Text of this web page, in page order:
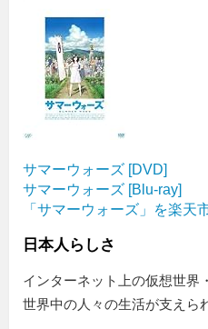
サマーウォーズ [DVD]
サマーウォーズ [Blu-ray]
「サマーウォーズ」を楽天
日本人らしさ
インターネット上の仮想世界
世界中の人々の生活が支えら